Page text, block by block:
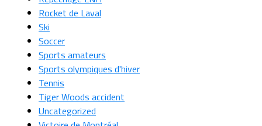
Rocket de Laval
Ski
Soccer
Sports amateurs
Sports olympiques d'hiver
Tennis
Tiger Woods accident
Uncategorized